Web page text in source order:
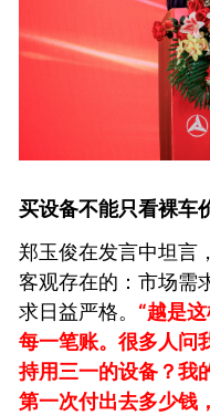
买设备不能只看裸车
郑玉俊在发言中坦言
客观存在的：市场需
求日益严格。 “越是
每一笔账。很多人问
持用三一的设备？我
第一次付出去多少钱